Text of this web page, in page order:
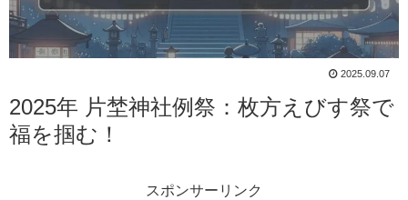
2025.09.07
2025年 片埜神社例祭：枚方えびす祭で
福を掴む！
スポンサーリンク